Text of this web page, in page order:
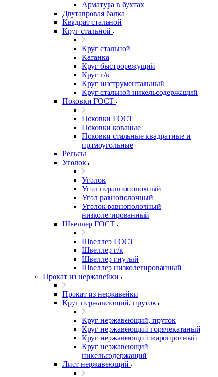
Арматура в бухтах
Двутавровая балка
Квадрат стальной
Круг стальной
Круг стальной
Катанка
Круг быстрорежущий
Круг г/к
Круг инструментальный
Круг стальной никельсодержащий
Поковки ГОСТ
Поковки ГОСТ
Поковки кованые
Поковки стальные квадратные и
прямоугольные
Рельсы
Уголок
Уголок
Угол неравнополочный
Угол равнополочный
Уголок равнополочный
низколегированный
Швеллер ГОСТ
Швеллер ГОСТ
Швеллер г/к
Швеллер гнутый
Швеллер низколегированный
Прокат из нержавейки
Прокат из нержавейки
Круг нержавеющий, пруток
Круг нержавеющий, пруток
Круг нержавеющий горячекатаный
Круг нержавеющий жаропрочный
Круг нержавеющий
никельсодержащий
Лист нержавеющий